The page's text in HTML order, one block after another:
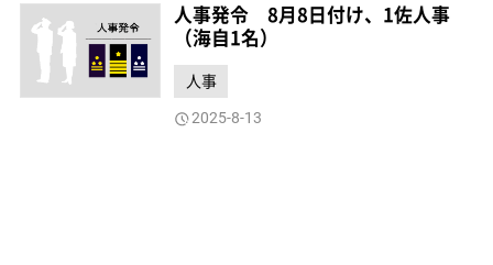
人事発令 8月8日付け、1佐人事
（海自1名）
人事
2025-8-13